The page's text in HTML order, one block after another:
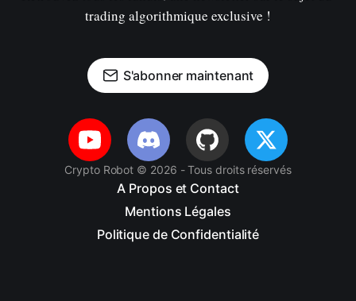
trading algorithmique exclusive !
S'abonner maintenant
Crypto Robot © 2026 - Tous droits réservés
A Propos et Contact
Mentions Légales
Politique de Confidentialité